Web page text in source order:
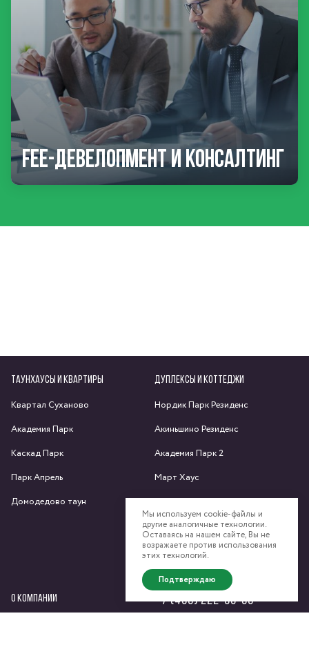
Мы используем cookie-файлы и
другие аналогичные технологии.
Оставаясь на нашем сайте, Вы не
возражаете против использования
этих технологий.
Подтверждаю
Fee-девелопмент и консалтинг
ТАУНХАУСЫ И КВАРТИРЫ
Квартал Суханово
Академия Парк
Каскад Парк
Парк Апрель
Домодедово таун
ДУПЛЕКСЫ И КОТТЕДЖИ
Нордик Парк Резиденс
Акиньшино Резиденс
Академия Парк 2
Март Хаус
Яхрома парк
Спас-Каменка
Федоскино Парк
О КОМПАНИИ +7 (495) 222-58-58